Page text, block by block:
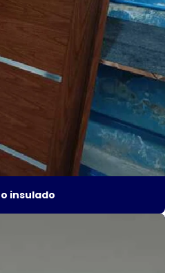
acústico
integradas
insulado